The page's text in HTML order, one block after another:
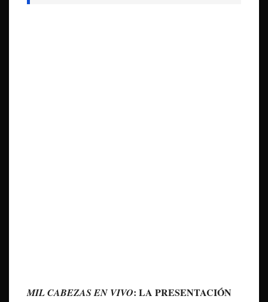
MIL CABEZAS EN VIVO: LA PRESENTACIÓN